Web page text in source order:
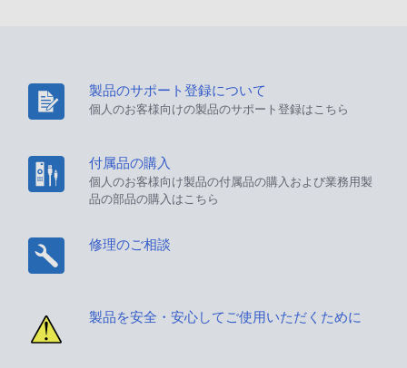
製品のサポート登録について
個人のお客様向けの製品のサポート登録はこちら
付属品の購入
個人のお客様向け製品の付属品の購入および業務用製
品の部品の購入はこちら
修理のご相談
製品を安全・安心してご使用いただくために